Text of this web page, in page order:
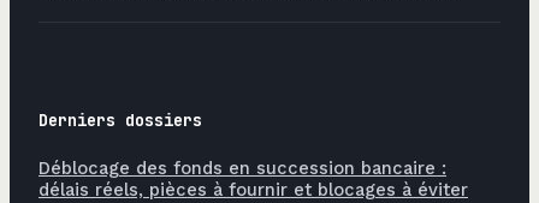
Derniers dossiers
Déblocage des fonds en succession bancaire :
délais réels, pièces à fournir et blocages à éviter